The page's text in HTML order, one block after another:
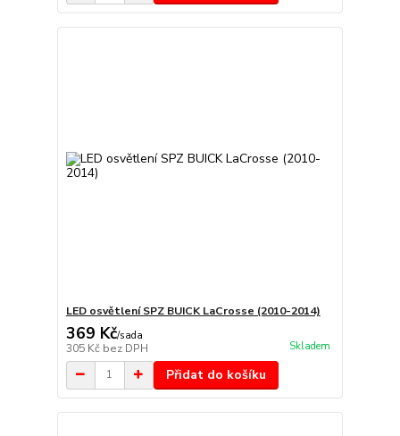
LED osvětlení SPZ BUICK LaCrosse (2010-2014)
369 Kč/sada
305 Kč bez DPH Skladem
Přidat do košíku